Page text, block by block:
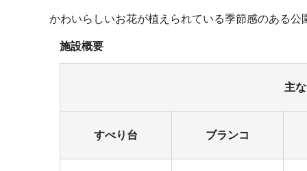
かわいらしいお花が植えられている季節感のある公
施設概要
主
すべり台 ブランコ